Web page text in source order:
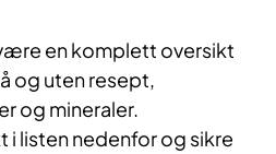
en komplett oversikt
og uten resept,
og mineraler.
i listen nedenfor og sikre